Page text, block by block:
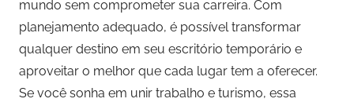
mundo sem comprometer sua carreira. Com
planejamento adequado, é possível transformar
qualquer destino em seu escritório temporário e
aproveitar o melhor que cada lugar tem a oferecer.
Se você sonha em unir trabalho e turismo, essa